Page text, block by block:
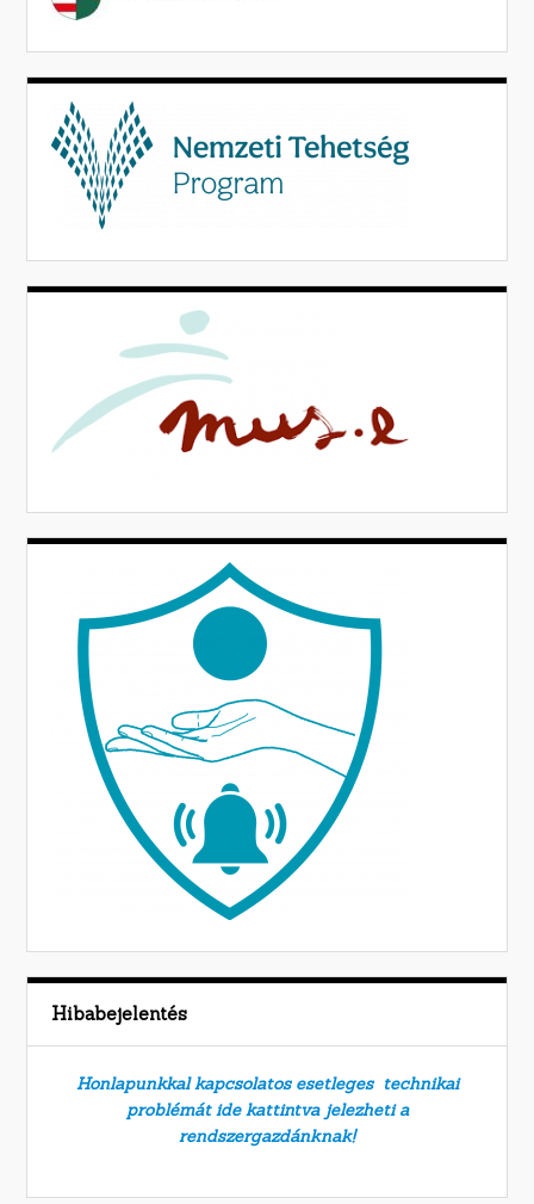
Hibabejelentés
Honlapunkkal kapcsolatos esetleges technikai
problémát ide kattintva jelezheti a
rendszergazdánknak!